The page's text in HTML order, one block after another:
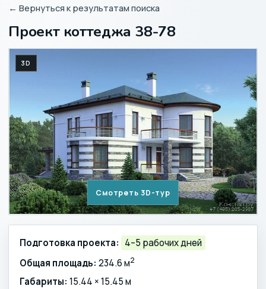
← Вернуться к результатам поиска
Проект коттеджа 38-78
3D
Смотреть 3D-тур
Подготовка проекта: 4–5 рабочих дней
Общая площадь: 234.6 м2
Габариты: 15.44 × 15.45 м